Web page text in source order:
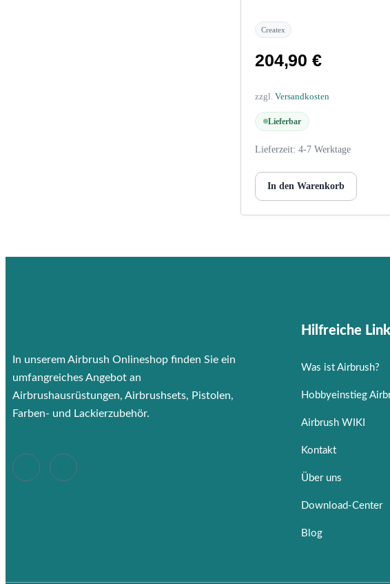
Createx
204,90 €
zzgl.Versandkosten
Lieferbar
Lieferzeit:4-7 Werktage
In den Warenkorb
In unserem Airbrush Onlineshop finden Sie ein
umfangreiches Angebot an
Airbrushausrüstungen, Airbrushsets, Pistolen,
Farben- und Lackierzubehör.
Hilfreiche
Was ist Airbrush?
Hobbyeinstieg
Airbrush WIKI
Kontakt
Über uns
Download-Center
Blog